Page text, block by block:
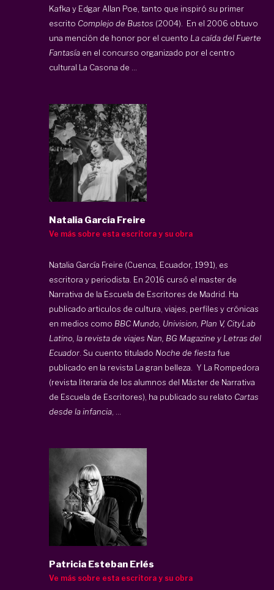
Kafka y Edgar Allan Poe, tanto que inspiró su primer
escrito Complejo de Bustos (2004). En el 2006 obtuvo
una mención de honor por el cuento La caída del Fuerte
Fantasía en el concurso organizado por el centro
cultural La Casona de ...
Natalia García Freire
Ve más sobre esta escritora y su obra
Natalia García Freire (Cuenca, Ecuador, 1991), es
escritora y periodista. En 2016 cursó el master de
Narrativa de la Escuela de Escritores de Madrid. Ha
publicado articulos de cultura, viajes, perfiles y crónicas
en medios como BBC Mundo, Univision, Plan V, CityLab
Latino, la revista de viajes Nan, BG Magazine y Letras del
Ecuador . Su cuento titulado Noche de fiestafue
publicado en la revista La gran belleza. Y La Rompedora
(revista literaria de los alumnos del Máster de Narrativa
de Escuela de Escritores), ha publicado su relato Cartas
desde la infancia
Patricia Esteban Erlés
Ve más sobre esta escritora y su obra